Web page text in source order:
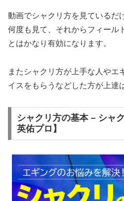
動画でシャクリ方を見ているだ
何度も見て、それからフィール
とはかなり有効になります。
またシャクリ方が上手な人やエ
イスをもらうなどした方が上達
シャクリ方の基本 – シャ
英佑プロ】